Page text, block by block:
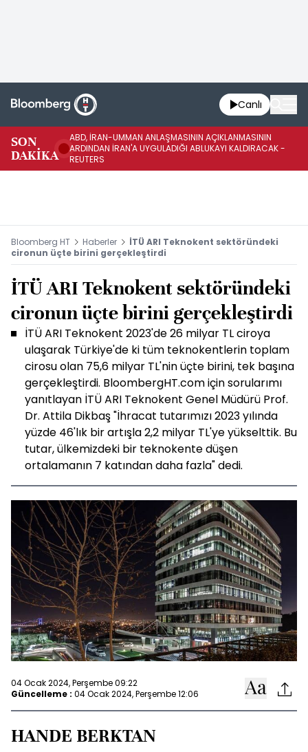
Canlı
SON
DAKİKA
ABD, İRAN-UMMAN ANLAŞMASININ AÇIKLANMASININ
ARDINDAN İRAN'A UYGULADIĞI ABLUKAYI KALDIRACAK -
REUTERS
Bloomberg HT Haberler
İTÜ ARI Teknokent sektöründeki
cironun üçte birini gerçekleştirdi
İTÜ ARI Teknokent sektöründeki
cironun üçte birini gerçekleştirdi
İTÜ ARI Teknokent 2023'de 26 milyar TL ciroya
ulaşarak Türkiye'de ki tüm teknokentlerin toplam
cirosu olan 75,6 milyar TL'nin üçte birini, tek başına
gerçekleştirdi. BloombergHT.com için sorularımı
yanıtlayan İTÜ ARI Teknokent Genel Müdürü Prof.
Dr. Attila Dikbaş "İhracat tutarımızı 2023 yılında
yüzde 46'lık bir artışla 2,2 milyar TL'ye yükselttik. Bu
tutar, ülkemizdeki bir teknokente düşen
ortalamanın 7 katından daha fazla" dedi.
04 Ocak 2024, Perşembe 09:22
Güncelleme : 04 Ocak 2024, Perşembe 12:06
HANDE BERKTAN